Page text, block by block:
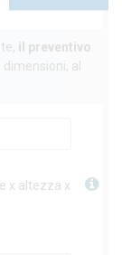
il preventivo
al
x altezza x